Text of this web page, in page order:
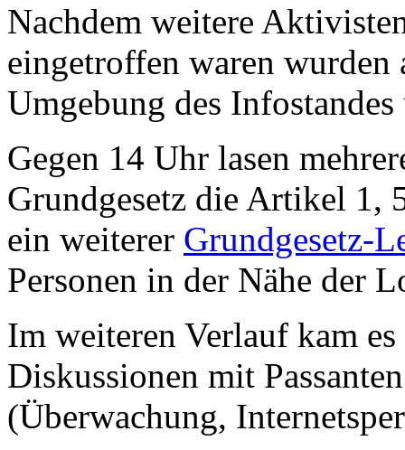
Nachdem weitere
eingetroffen waren
Umgebung des
Gegen 14 Uhr lasen
Grundgesetz die Artikel 1,
ein weiterer Grundgesetz-
Personen in der Nähe der
Im weiteren Verlauf kam
Diskussionen mit
(Überwachung,